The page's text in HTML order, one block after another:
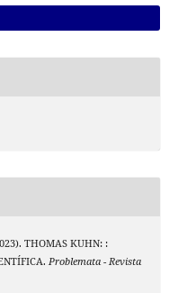
THOMAS KUHN: :
Problemata - Revista